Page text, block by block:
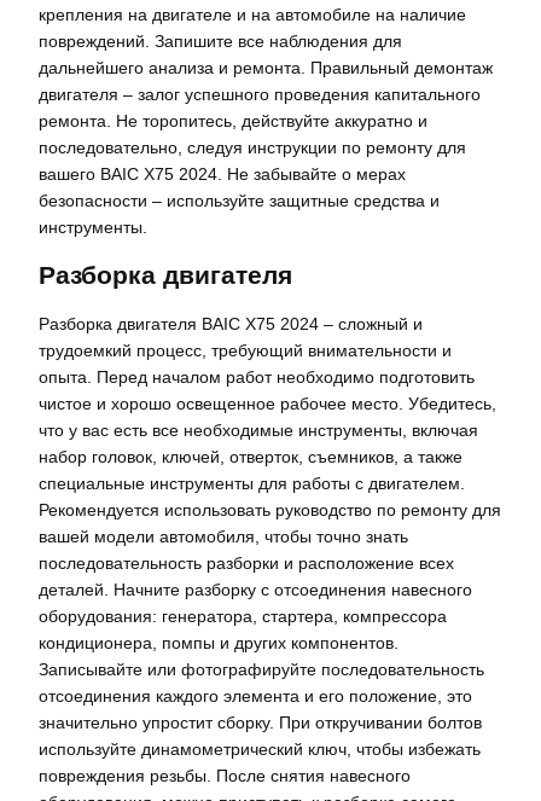
крепления на двигателе и на автомобиле на наличие
повреждений. Запишите все наблюдения для
дальнейшего анализа и ремонта. Правильный демонтаж
двигателя – залог успешного проведения капитального
ремонта. Не торопитесь, действуйте аккуратно и
последовательно, следуя инструкции по ремонту для
вашего BAIC X75 2024. Не забывайте о мерах
безопасности – используйте защитные средства и
инструменты.
Разборка двигателя
Разборка двигателя BAIC X75 2024 – сложный и
трудоемкий процесс, требующий внимательности и
опыта. Перед началом работ необходимо подготовить
чистое и хорошо освещенное рабочее место. Убедитесь,
что у вас есть все необходимые инструменты, включая
набор головок, ключей, отверток, съемников, а также
специальные инструменты для работы с двигателем.
Рекомендуется использовать руководство по ремонту для
вашей модели автомобиля, чтобы точно знать
последовательность разборки и расположение всех
деталей. Начните разборку с отсоединения навесного
оборудования: генератора, стартера, компрессора
кондиционера, помпы и других компонентов.
Записывайте или фотографируйте последовательность
отсоединения каждого элемента и его положение, это
значительно упростит сборку. При откручивании болтов
используйте динамометрический ключ, чтобы избежать
повреждения резьбы. После снятия навесного